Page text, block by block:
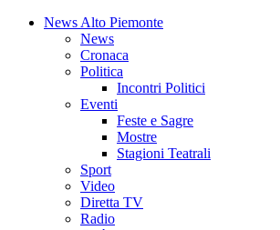
News Alto Piemonte
News
Cronaca
Politica
Incontri Politici
Eventi
Feste e Sagre
Mostre
Stagioni Teatrali
Sport
Video
Diretta TV
Radio